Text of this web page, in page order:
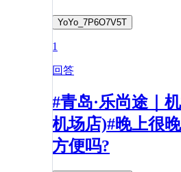
YoYo_7P6O7V5T
1
回答
#青岛·乐尚途｜
机场店)#晚上很
方便吗?